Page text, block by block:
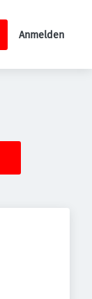
Anmelden